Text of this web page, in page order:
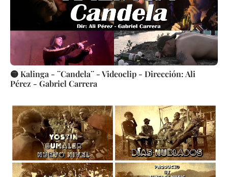
🟡 Kalinga - ¨Candela¨ - Videoclip - Dirección: Ali
Pérez - Gabriel Carrera